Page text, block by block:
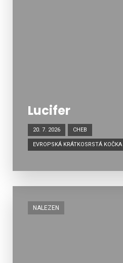
Lucifer
20. 7. 2026 CHEB
EVROPSKÁ KRÁTKOSRSTÁ KOČKA
NALEZEN